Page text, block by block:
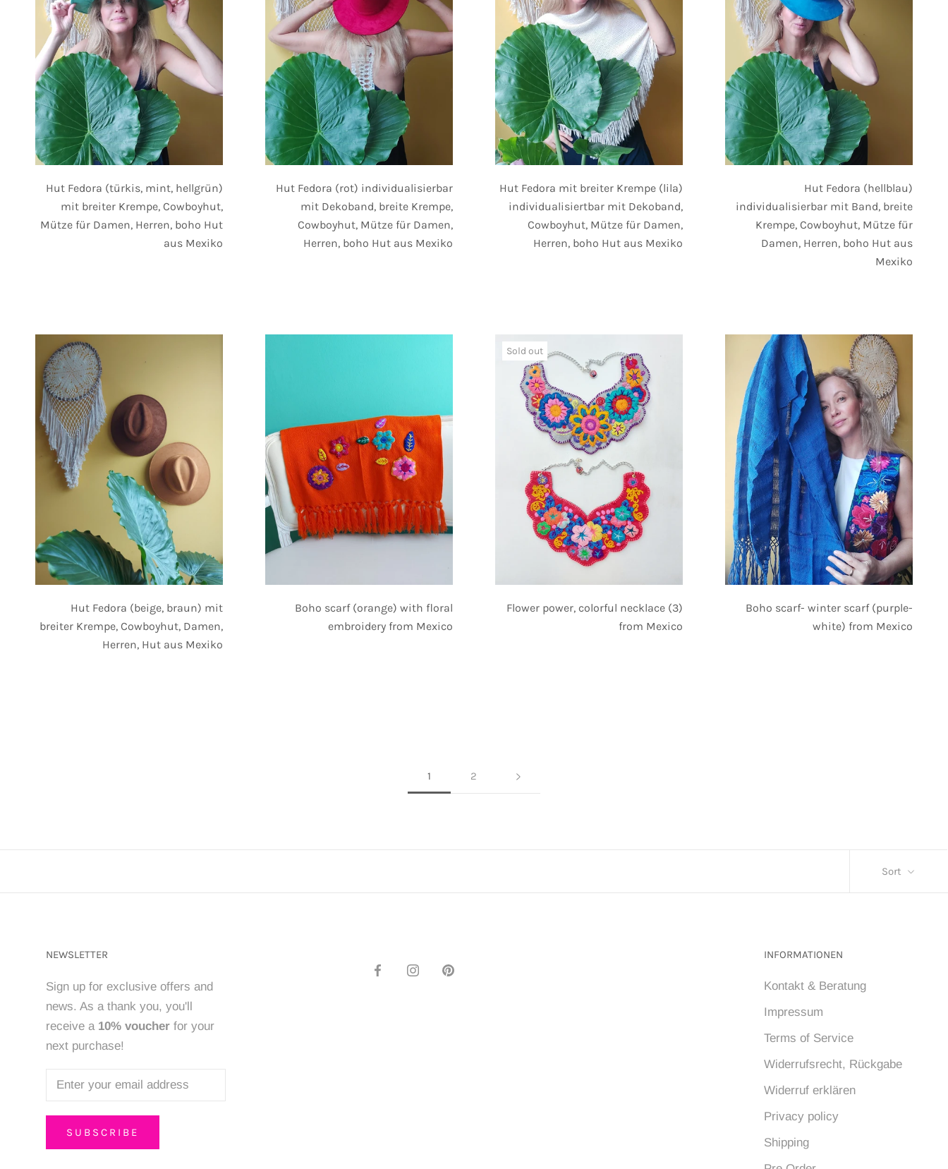
Hut Fedora (türkis, mint, hellgrün)
mit breiter Krempe, Cowboyhut,
Mütze für Damen, Herren, boho Hut
aus Mexiko
Hut Fedora (rot) individualisierbar
mit Dekoband, breite Krempe,
Cowboyhut, Mütze für Damen,
Herren, boho Hut aus Mexiko
Hut Fedora mit breiter Krempe (lila)
individualisiertbar mit Dekoband,
Cowboyhut, Mütze für Damen,
Herren, boho Hut aus Mexiko
Hut Fedora (hellblau)
individualisierbar mit Band, breite
Krempe, Cowboyhut, Mütze für
Damen, Herren, boho Hut aus
Mexiko
Hut Fedora (beige, braun) mit
breiter Krempe, Cowboyhut, Damen,
Herren, Hut aus Mexiko
Boho scarf (orange) with floral
embroidery from Mexico
Sold out
Flower power, colorful necklace (3)
from Mexico
Boho scarf- winter scarf (purple-
white) from Mexico
1 2
Sort
NEWSLETTER
Sign up for exclusive offers and
news. As a thank you, you'll
receive a 10% voucher for your
next purchase!
SUBSCRIBE
INFORMATIONEN
Kontakt & Beratung
Impressum
Terms of Service
Widerrufsrecht, Rückgabe
Widerruf erklären
Privacy policy
Shipping